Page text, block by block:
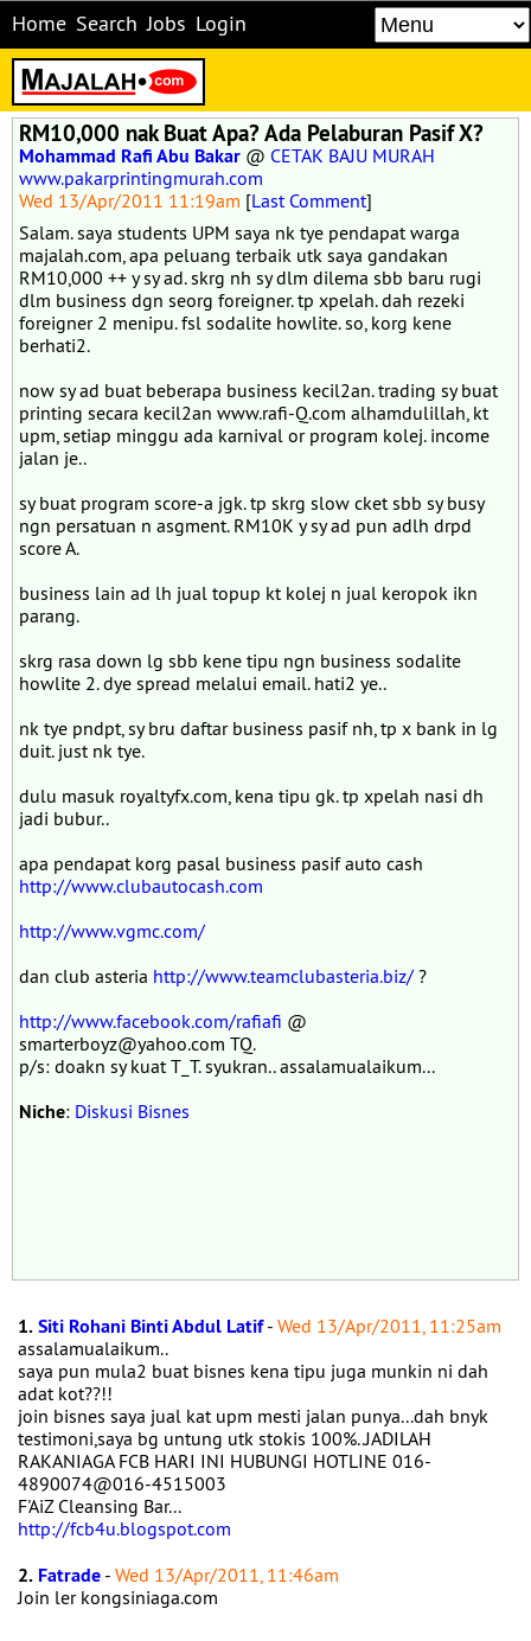
Home Search Jobs Login
RM10,000 nak Buat Apa? Ada Pelaburan Pasif X?
Mohammad Rafi Abu Bakar @ CETAK BAJU MURAH
www.pakarprintingmurah.com
Wed 13/Apr/2011 11:19am [Last Comment]
Salam. saya students UPM saya nk tye pendapat warga
majalah.com, apa peluang terbaik utk saya gandakan
RM10,000 ++ y sy ad. skrg nh sy dlm dilema sbb baru rugi
dlm business dgn seorg foreigner. tp xpelah. dah rezeki
foreigner 2 menipu. fsl sodalite howlite. so, korg kene
berhati2.
now sy ad buat beberapa business kecil2an. trading sy buat
printing secara kecil2an www.rafi-Q.com alhamdulillah, kt
upm, setiap minggu ada karnival or program kolej. income
jalan je..
sy buat program score-a jgk. tp skrg slow cket sbb sy busy
ngn persatuan n asgment. RM10K y sy ad pun adlh drpd
score A.
business lain ad lh jual topup kt kolej n jual keropok ikn
parang.
skrg rasa down lg sbb kene tipu ngn business sodalite
howlite 2. dye spread melalui email. hati2 ye..
nk tye pndpt, sy bru daftar business pasif nh, tp x bank in lg
duit. just nk tye.
dulu masuk royaltyfx.com, kena tipu gk. tp xpelah nasi dh
jadi bubur..
apa pendapat korg pasal business pasif auto cash
http://www.clubautocash.com
http://www.vgmc.com/
dan club asteria http://www.teamclubasteria.biz/ ?
http://www.facebook.com/rafiafi @
smarterboyz@yahoo.com TQ.
p/s: doakn sy kuat T_T. syukran.. assalamualaikum...
Niche: Diskusi Bisnes
1.Siti Rohani Binti Abdul Latif- Wed 13/Apr/2011, 11:25am
assalamualaikum..
saya pun mula2 buat bisnes kena tipu juga munkin ni dah
adat kot??!!
join bisnes saya jual kat upm mesti jalan punya...dah bnyk
testimoni,saya bg untung utk stokis 100%..JADILAH
RAKANIAGA FCB HARI INI HUBUNGI HOTLINE 016-
4890074@016-4515003
F'AiZ Cleansing Bar...
http://fcb4u.blogspot.com
2. Fatrade - Wed 13/Apr/2011, 11:46am
Join ler kongsiniaga.com